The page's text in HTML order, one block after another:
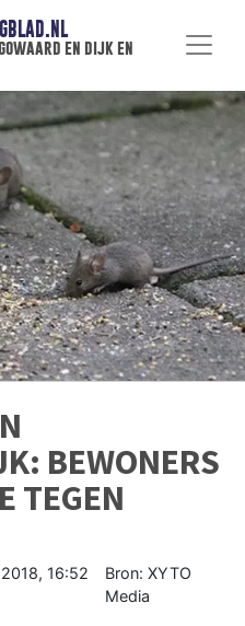
en dijk en
BEWONERS
TEGEN
16:52
Bron: XYTO
Media